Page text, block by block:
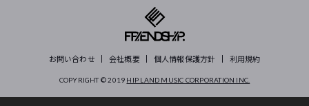
お問い合わせ 会社概要 個人情報保護方針 利用規約
COPYRIGHT © 2019 HIP LAND MUSIC CORPORATION INC.